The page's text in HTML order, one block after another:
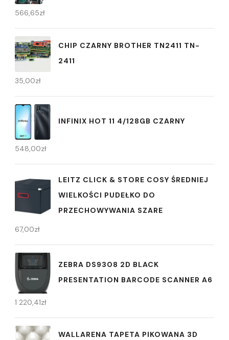
566,65zł
CHIP CZARNY BROTHER TN2411 TN-
2411
35,00zł
INFINIX HOT 11 4/128GB CZARNY
548,00zł
LEITZ CLICK & STORE COSY ŚREDNIEJ
WIELKOŚCI PUDEŁKO DO
PRZECHOWYWANIA SZARE
67,00zł
ZEBRA DS9308 2D BLACK
PRESENTATION BARCODE SCANNER A6
1 220,41zł
WALLARENA TAPETA PIKOWANA 3D